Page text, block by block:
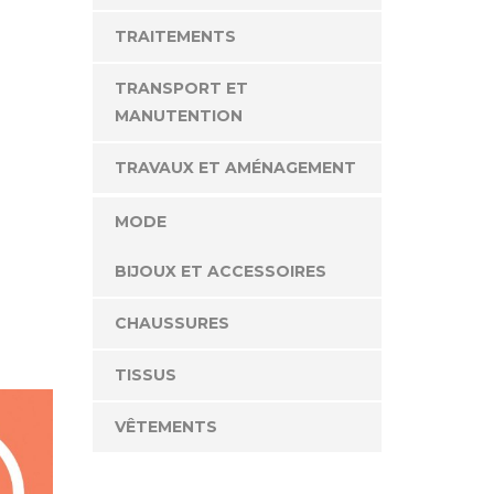
TRAITEMENTS
TRANSPORT ET
MANUTENTION
TRAVAUX ET AMÉNAGEMENT
MODE
BIJOUX ET ACCESSOIRES
CHAUSSURES
TISSUS
VÊTEMENTS